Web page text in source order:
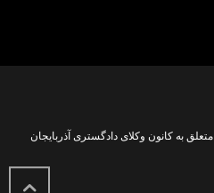
متعلق به کانون وکلای دادگستری آذربایجان